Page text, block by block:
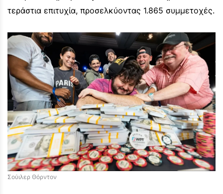
τεράστια επιτυχία, προσελκύοντας 1.865 συμμετοχές.
Σούιλερ Θόρντον